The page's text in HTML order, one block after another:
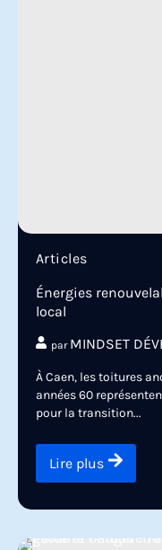
Articles
Énergies
local
par MINDSET
À Caen, les toitures
années 60
pour la transition...
Lire plus